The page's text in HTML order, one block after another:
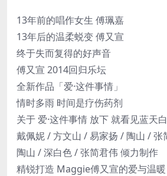
13年前的唱作女生 傅珮嘉
13年后的温柔蜕变 傅又宣
终于失而复得的好声音
傅又宣 2014回归乐坛
全新作品「爱·这件事情」
情时多雨 时间是疗伤药剂
关于 爱·这件事情 放下 就看见蓝天
戴佩妮 / 方文山 / 易家扬 / 陶山 / 张
陶山 / 深白色 / 张简君伟 倾力制作
精锐打造 Maggie傅又宣的爱与温暖